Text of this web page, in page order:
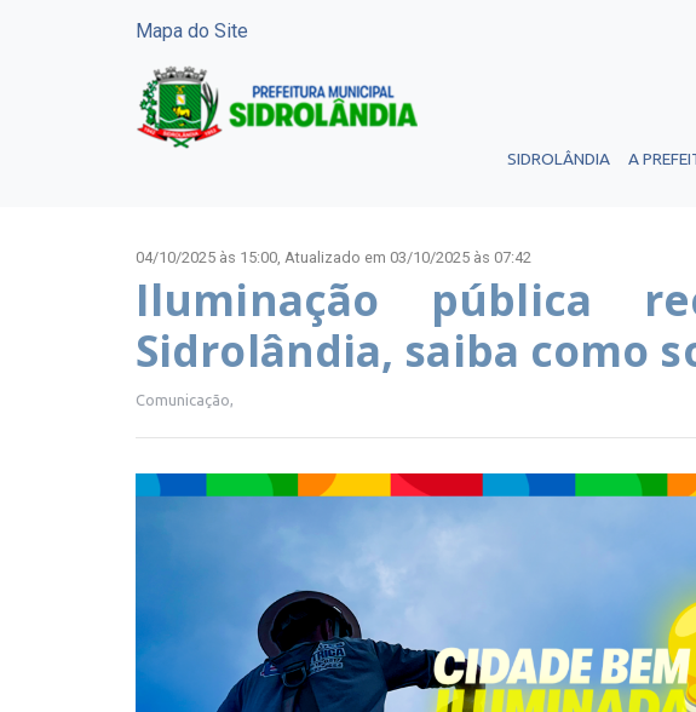
Mapa do Site
SIDROLÂNDIA A
04/10/2025 às 15:00, Atualizado em 03/10/2025 às 07:42
Iluminação pública
Sidrolândia, saiba como
Comunicação,